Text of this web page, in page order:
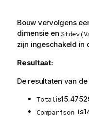
Bouw vervolgens
dimensie en
zijn ingeschakeld in
Resultaat:
De resultaten van
Totalis
Comparison is